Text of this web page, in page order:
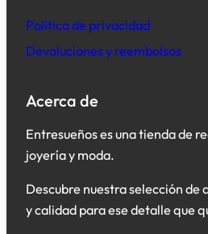
Política de privacidad
Devoluciones y reembolsos
Acerca de
Entresueños es una tienda de
joyería y moda.
Descubre nuestra selección
y calidad para ese detalle que